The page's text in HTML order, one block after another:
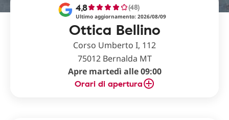
Ottica Bellino
4,8 (48)
Ultimo aggiornamento: 2026/08/09
Corso Umberto I, 112
75012 Bernalda MT
Apre martedì alle 09:00
Orari di apertura